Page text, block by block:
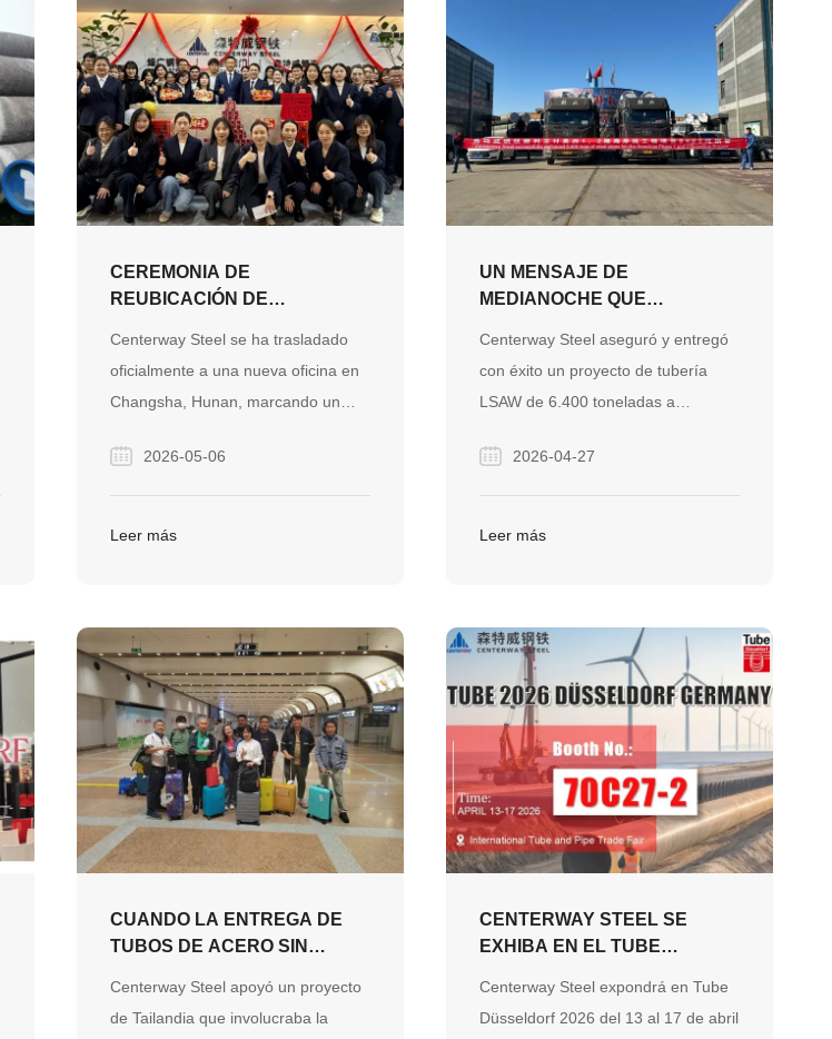
infraestructura.
CEREMONIA DE
REUBICACIÓN DE
CELEBRÓ CON ÉXITO UNA
NUEVA OFICINA, UN NUEVO
VIAJE, UN NUEVO CAPÍTULO
Centerway Steel se ha trasladado
oficialmente a una nueva oficina en
Changsha, Hunan, marcando un
y reforzando su misión como socio
global para sistemas de tuberías de
ingeniería.
2026-05-06
Leer más
UN MENSAJE DE
MEDIANOCHE QUE
ENTREGANDO UN
PROYECTO DE TUBERÍA
LSAW A NICARAGUA
Centerway Steel aseguró y entregó
con éxito un proyecto de tubería
LSAW de 6.400 toneladas a
de respuesta, el control de calidad
confiable y la comunicación
transparente, ganando una fuerte
de ser el socio global preferido para
sistemas de tuberías de ingeniería.
2026-04-27
Leer más
CUANDO LA ENTREGA DE
TUBOS DE ACERO SIN
UNA ASOCIACIÓN
Centerway Steel apoyó un proyecto
de Tailandia que involucraba la
CENTERWAY STEEL SE
EXHIBA EN EL TUBE
MOSTRANDO SOLUCIONES
INTEGRALES DE TUBERÍAS
Centerway Steel expondrá en Tube
Düsseldorf 2026 del 13 al 17 de abril